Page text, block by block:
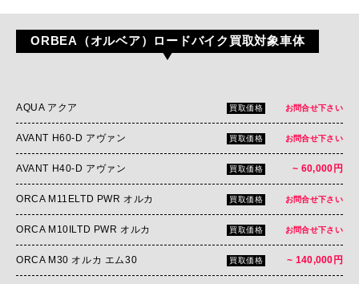
ORBEA（オルベア）ロードバイク買取対象車体
AQUA アクア 買取価格 お問合せ下さい
AVANT H60-D アヴァン 買取価格 お問合せ下さい
AVANT H40-D アヴァン 買取価格 ~ 60,000円
ORCA M11ELTD PWR オルカ 買取価格 お問合せ下さい
ORCA M10ILTD PWR オルカ 買取価格 お問合せ下さい
ORCA M30 オルカ エム30 買取価格 ~ 140,000円